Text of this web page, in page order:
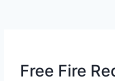
Free Fire